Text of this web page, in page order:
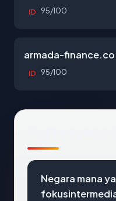
ID 95/100
armada-
ID 95/100
Negara mana